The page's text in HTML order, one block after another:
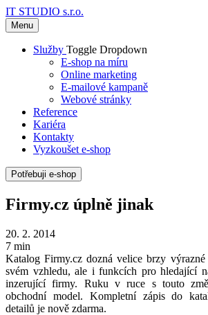
IT STUDIO s.r.o.
Menu
Služby Toggle Dropdown
E-shop na míru
Online marketing
E-mailové kampaně
Webové stránky
Reference
Kariéra
Kontakty
Vyzkoušet e-shop
Potřebuji e-shop
Firmy.cz úplně jinak
20. 2. 2014
7 min
Katalog Firmy.cz dozná velice brzy
svém vzhledu, ale i funkcích pro hledající
inzerující firmy. Ruku v ruce s touto
obchodní model. Kompletní zápis do
detailů je nově zdarma.